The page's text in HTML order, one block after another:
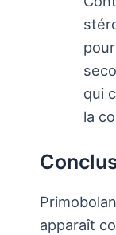
qui
la
apparaît